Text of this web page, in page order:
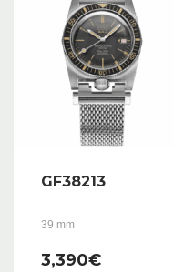
GF38213
39 mm
3,390€